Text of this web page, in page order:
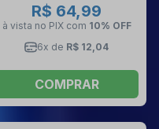
R$ 64,99
à vista no PIX com 10% OFF
6x de R$ 12,04
COMPRAR